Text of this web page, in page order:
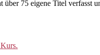
75 eigene Titel